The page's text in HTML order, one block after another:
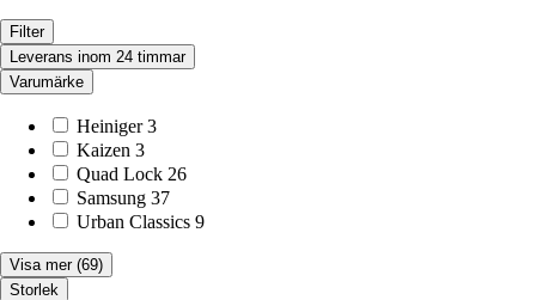
Filter
Leverans inom 24 timmar
Varumärke
Heiniger 3
Kaizen 3
Quad Lock 26
Samsung 37
Urban Classics 9
Visa mer (69)
Storlek